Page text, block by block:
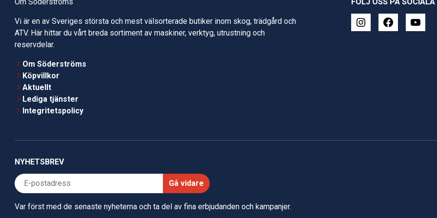
Om Söderströms
Vi är en av Sveriges största och mest välsorterade butiker inom skog, trädgård och
ATV. Här hittar du vårt breda sortiment av maskiner, verktyg, utrustning och
reservdelar.
Om Söderströms
Köpvillkor
Aktuellt
Lediga tjänster
Integritetspolicy
FÖLJ OSS PÅ SOCIALA
NYHETSBREV
Gå vidare
Var först med de senaste nyheterna och ta del av fina erbjudanden och kampanjer.